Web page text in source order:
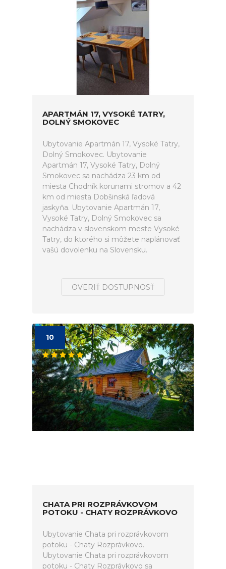
APARTMÁN 17, VYSOKÉ TATRY,
DOLNÝ SMOKOVEC
Ubytovanie Apartmán 17, Vysoké Tatry,
Dolný Smokovec. Ubytovanie
Apartmán 17, Vysoké Tatry, Dolný
Smokovec sa nachádza 23 km od
miesta Chodník korunami stromov a 42
km od miesta Dobšinská ľadová
jaskyňa. Ubytovanie Apartmán 17,
Vysoké Tatry, Dolný Smokovec sa
nachádza v slovenskom meste Vysoké
Tatry, do ktorého si môžete naplánovať
vašú dovolenku na Slovensku.
OVERIŤ DOSTUPNOSŤ
10
CHATA PRI ROZPRÁVKOVOM
POTOKU - CHATY ROZPRÁVKOVO
Ubytovanie Chata pri rozprávkovom
potoku - Chaty Rozprávkovo.
Ubytovanie Chata pri rozprávkovom
potoku - Chaty Rozprávkovo sa